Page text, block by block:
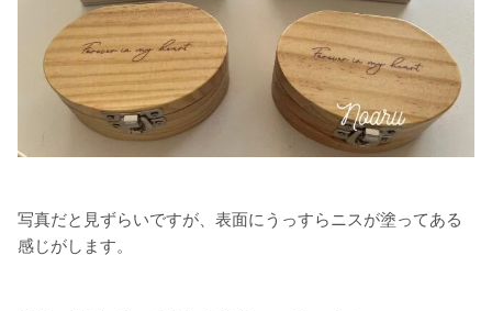
写真だと見ずらいですが、表面にうっすらニスが塗ってある
感じがします。